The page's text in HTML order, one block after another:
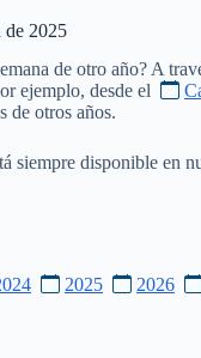
de 2025
de otro año? A
ejemplo, desde el
de otros años.
siempre disponible en
2025 2026